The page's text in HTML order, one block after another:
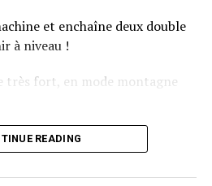
et enchaîne deux double
à niveau !
très fort, en mode montagne
les deux finalistes ne se décident pas !
READING